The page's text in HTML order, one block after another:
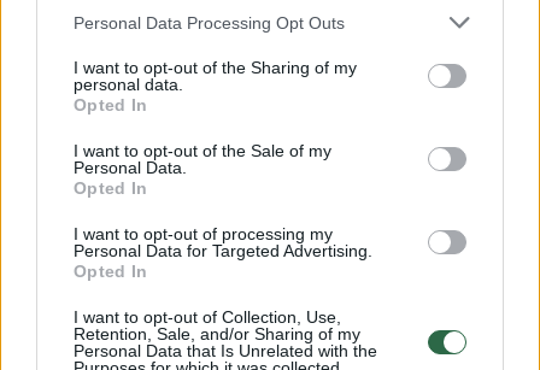
Personal Data Processing Opt Outs
I want to opt-out of the Sharing of my
personal data.
Opted In
I want to opt-out of the Sale of my
Personal Data.
Opted In
I want to opt-out of processing my
Personal Data for Targeted Advertising.
Opted In
I want to opt-out of Collection, Use,
Retention, Sale, and/or Sharing of my
Personal Data that Is Unrelated with the
00:00:57
Savaitės vidurys nusimato karštas: temperatūra kils iki
32 laipsnių šilumos
Žinios Orai
V. Zalužno pasisakymą laiko bandymu įsitvirtinti
Ukrainos politikoje: jis yra neteisus